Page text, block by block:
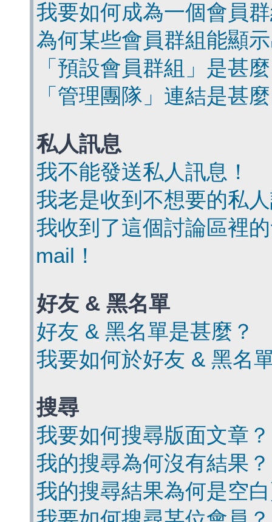
我要如何成為一個會員
為何某些會員群組能顯
「預設會員群組」是甚
「管理團隊」連結是甚
私人訊息
我不能發送私人訊息！
我老是收到不想要的私
我收到了這個討論區裡
mail！
好友 & 黑名單
好友 & 黑名單是甚麼？
我要如何於好友 & 黑名
搜尋
我要如何搜尋版面文章？
我的搜尋為何沒有結果？
我的搜尋結果為何是空